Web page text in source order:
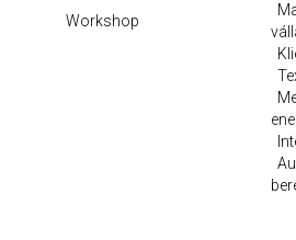
Workshop